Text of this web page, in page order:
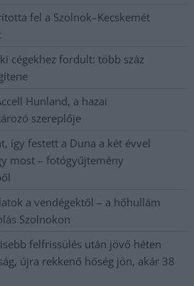
fel a Szolnok–Kecskemét
cégekhez fordult: több száz
Hunland, a hazai
szereplője
így festett a Duna a két évvel
most – fotógyűjtemény
a vendégektől – a hőhullám
Szolnokon
felfrissülés után jövő héten
újra rekkenő hőség jön, akár 38